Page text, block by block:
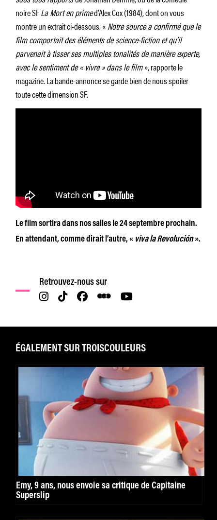
noire SFLa Mort en primed’Alex Cox (1984), dont on vous
montre un extrait ci-dessous. «Notre source a confirmé que le
film comportait des éléments de science-fiction et qu’il
parvenait à tisser ses multiples tonalités de manière experte,
avec le sentiment de « vivre » dans le film», rapporte le
magazine. La bande-annonce se garde bien de nous spoiler
toute cette dimension SF.
Le film sortira dans nos salles le 24 septembre prochain.
En attendant, comme dirait l’autre, « viva la Revolución».
Retrouvez-nous sur
ÉGALEMENT SUR TROISCOULEURS
Emy, 9 ans, nous envoie sa critique de Capitaine
Superslip